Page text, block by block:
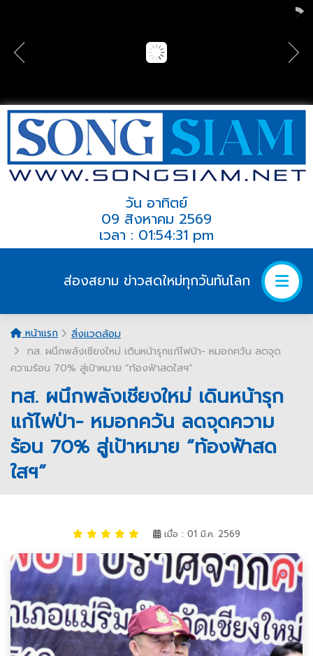
วัน อาทิตย์
09 สิงหาคม 2569
เวลา : 01:54:31 pm
ส่องสยาม ข่าวสดใหม่ทุกวันทันโลก
หน้าแรก
สิ่งแวดล้อม
ทส. ผนึกพลังเชียงใหม่ เดินหน้ารุกแก้ไฟป่า- หมอกควัน ลดจุด
ความร้อน 70% สู่เป้าหมาย “ท้องฟ้าสดใสฯ”
ทส. ผนึกพลังเชียงใหม่ เดินหน้ารุก
แก้ไฟป่า- หมอกควัน ลดจุดความ
ร้อน 70% สู่เป้าหมาย “ท้องฟ้าสด
ใสฯ”
เมื่อ : 01 มี.ค. 2569